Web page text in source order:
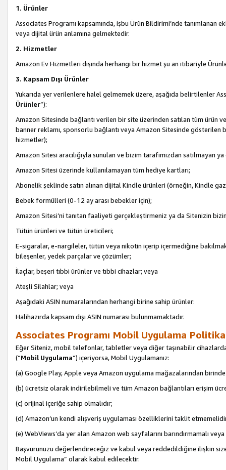
1. Ürünler
Associates Programı kapsamında, işbu Ürün Bildirimi’nde
veya dijital ürün anlamına gelmektedir.
2. Hizmetler
Amazon Ev Hizmetleri dışında herhangi bir hizmet şu an itibariyle
3. Kapsam Dışı Ürünler
Yukarıda yer verilenlere halel gelmemek üzere, aşağıda belirtilenler
Ürünler”):
Amazon Sitesinde bağlantı verilen bir site üzerinden satılan tüm ürün
banner reklamı, sponsorlu bağlantı veya Amazon Sitesinde gösterilen
hizmetler);
Amazon Sitesi aracılığıyla sunulan ve bizim tarafımızdan satılmayan
Amazon Sitesi üzerinde kullanılamayan tüm hediye kartları;
Abonelik şeklinde satın alınan dijital Kindle ürünleri (örneğin, Kindle
Bebek formülleri (0-12 ay arası bebekler için);
Amazon Sitesi’ni tanıtan faaliyeti gerçekleştirmeniz ya da Sitenizin
Tütün ürünleri ve tütün üreticileri;
E-sigaralar, e-nargileler, tütün veya nikotin içerip içermediğine
bileşenler, yedek parçalar ve çözümler;
İlaçlar, beşeri tıbbi ürünler ve tıbbi cihazlar; veya
Ateşli Silahlar; veya
Aşağıdaki ASIN numaralarından herhangi birine sahip ürünler:
Halihazırda kapsam dışı ASIN numarası bulunmamaktadır.
Associates Programı Mobil Uygulama
Eğer Siteniz, mobil telefonlar, tabletler veya diğer taşınabilir
(“Mobil Uygulama”) içeriyorsa, Mobil Uygulamanız:
(a) Google Play, Apple veya Amazon uygulama mağazalarından birinde
(b) ücretsiz olarak indirilebilmeli ve tüm Amazon bağlantıları erişim
(c) orijinal içeriğe sahip olmalıdır;
(d) Amazon’un kendi alışveriş uygulaması özelliklerini taklit
(e) WebViews’da yer alan Amazon web sayfalarını barındırmamalı
Başvurunuzu değerlendireceğiz ve kabul veya reddedildiğine ilişkin
Mobil Uygulama” olarak kabul edilecektir.